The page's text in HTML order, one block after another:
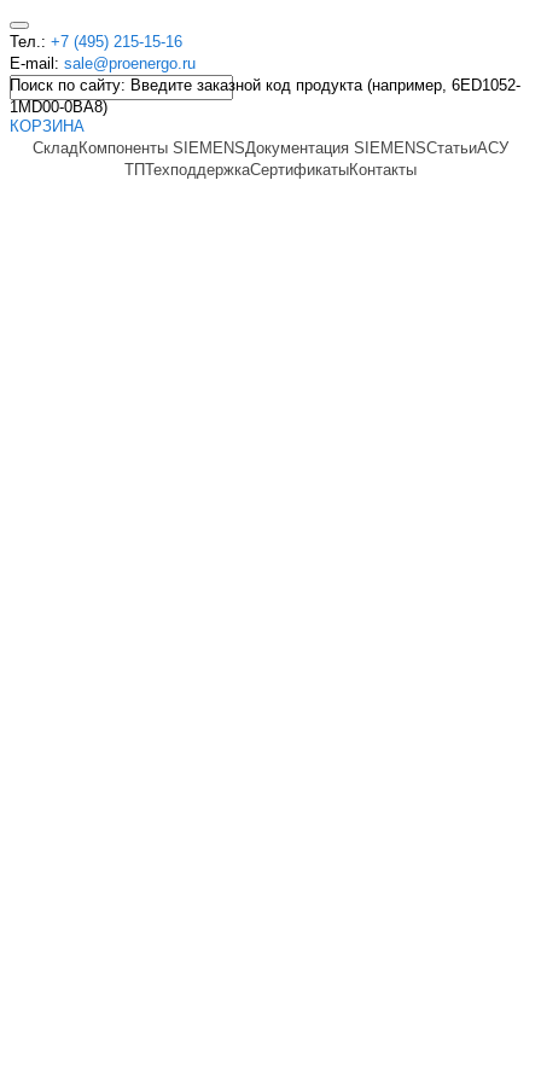
Тел.: +7 (495) 215-15-16
E-mail: sale@proenergo.ru
Поиск по сайту: Введите заказной код продукта (например, 6ED1052-
1MD00-0BA8)
КОРЗИНА
СкладКомпоненты SIEMENSДокументация SIEMENSСтатьиАСУ
ТПТехподдержкаСертификатыКонтакты